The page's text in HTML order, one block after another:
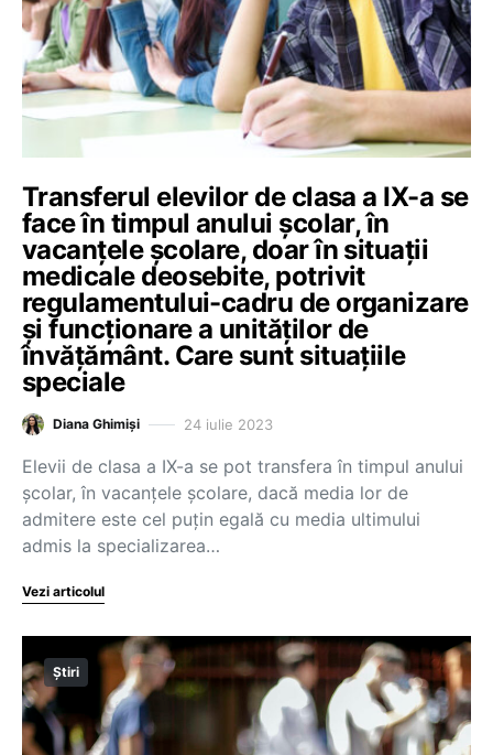
Transferul elevilor de clasa a IX-a se
face în timpul anului școlar, în
vacanțele școlare, doar în situații
medicale deosebite, potrivit
regulamentului-cadru de organizare
și funcționare a unităților de
învățământ. Care sunt situațiile
speciale
Diana Ghimiși 24 iulie 2023
Elevii de clasa a IX-a se pot transfera în timpul anului
școlar, în vacanțele școlare, dacă media lor de
admitere este cel puțin egală cu media ultimului
admis la specializarea…
Vezi articolul
Știri